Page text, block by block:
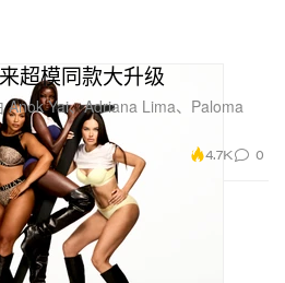
超模同款大升级
Anok Yai、Adriana Lima、Paloma
4.7K 0